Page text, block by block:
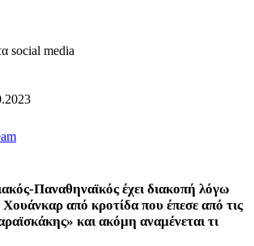
social media
Παναθηναϊκός έχει διακοπή λόγω
από κροτίδα που έπεσε από τις
και ακόμη αναμένεται τι